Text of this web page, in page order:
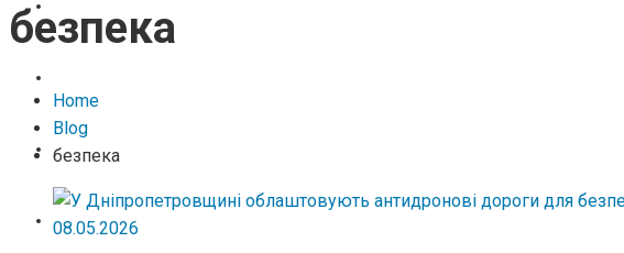
ЗА КОРДОНОМ
ЖИТТЯ
безпека
Home
Blog
безпека
08.05.2026